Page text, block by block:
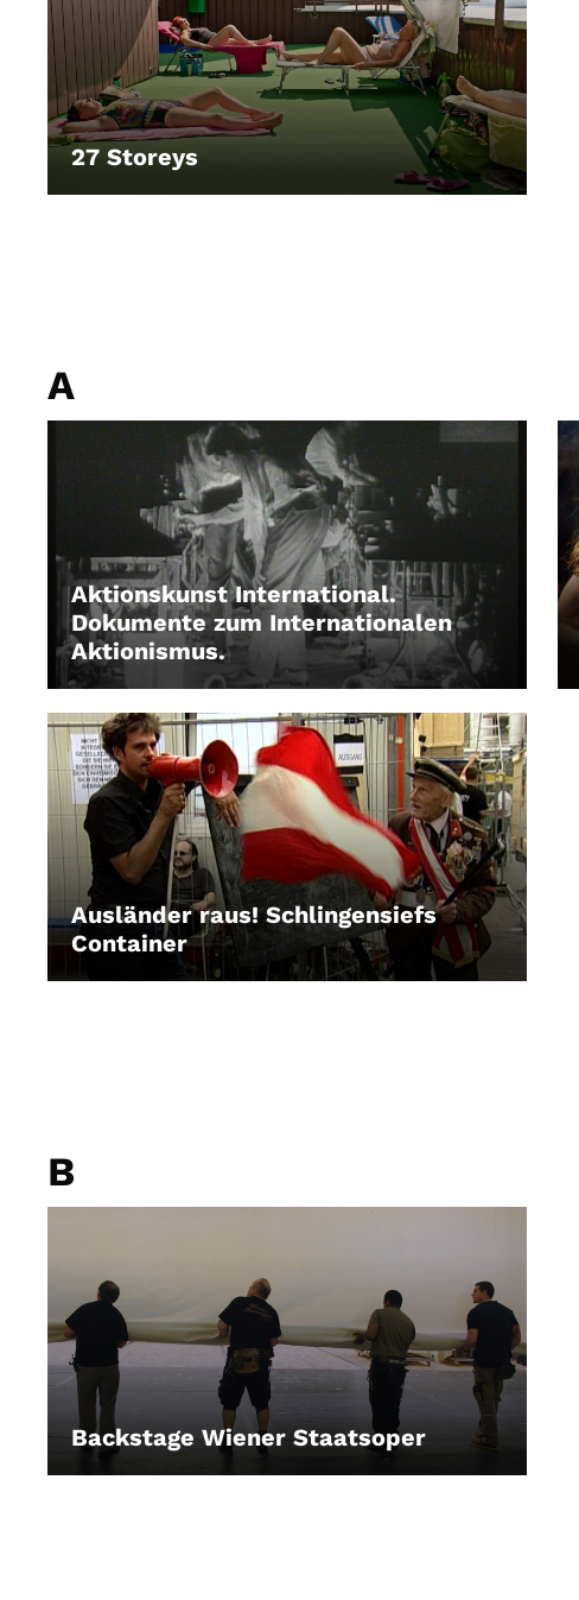
27 Storeys
LEIHEN
A
Aktionskunst International.
Dokumente zum Internationalen
Aktionismus.
LEIHEN
Ausländer raus! Schlingensiefs
Container
LEIHEN
B
Backstage Wiener Staatsoper
LEIHEN